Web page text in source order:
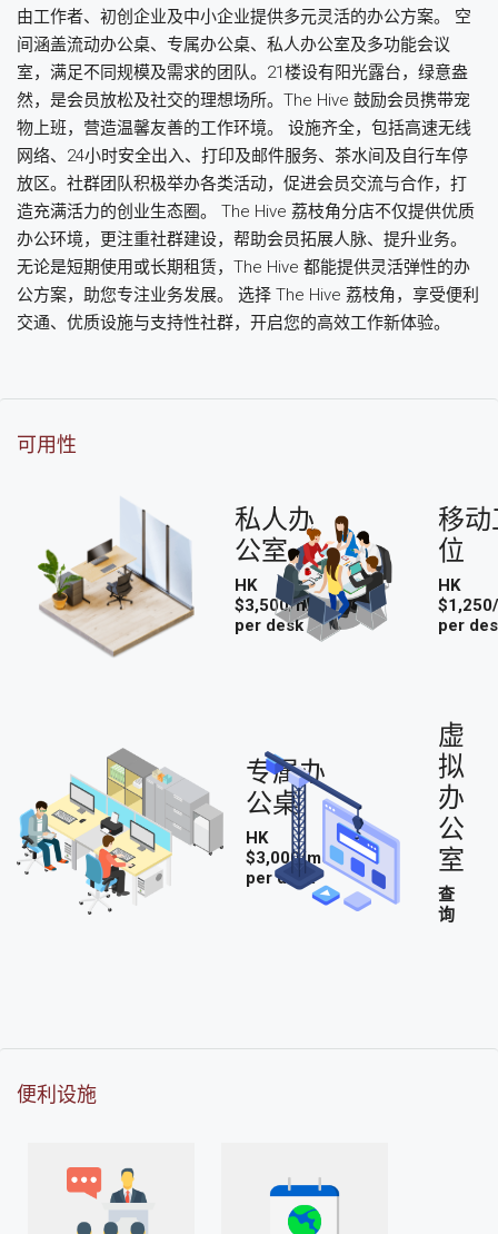
由工作者、初创企业及中小企业提供多元灵活的办公方案。 空
间涵盖流动办公桌、专属办公桌、私人办公室及多功能会议
室，满足不同规模及需求的团队。21楼设有阳光露台，绿意盎
然，是会员放松及社交的理想场所。The Hive 鼓励会员携带宠
物上班，营造温馨友善的工作环境。 设施齐全，包括高速无线
网络、24小时安全出入、打印及邮件服务、茶水间及自行车停
放区。社群团队积极举办各类活动，促进会员交流与合作，打
造充满活力的创业生态圈。 The Hive 荔枝角分店不仅提供优质
办公环境，更注重社群建设，帮助会员拓展人脉、提升业务。
无论是短期使用或长期租赁，The Hive 都能提供灵活弹性的办
公方案，助您专注业务发展。 选择 The Hive 荔枝角，享受便利
交通、优质设施与支持性社群，开启您的高效工作新体验。
可用性
私人办
公室
HK
$3,500/mo
per desk
移动
位
HK
per
专属办
公桌
HK
$3,000/mo
per desk
虚
拟
办
公
室
查
询
便利设施